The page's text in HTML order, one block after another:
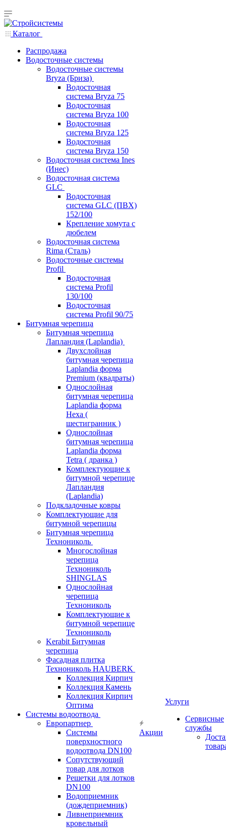
Каталог
Распродажа
Водосточные системы
Водосточные системы
Bryza (Бриза)
Водосточная
система Bryza 75
Водосточная
система Bryza 100
Водосточная
система Bryza 125
Водосточная
система Bryza 150
Водосточная система Ines
(Инес)
Водосточная система
GLC
Водосточная
система GLC (ПВХ)
152/100
Крепление хомута с
дюбелем
Водосточная система
Rima (Сталь)
Водосточные системы
Profil
Водосточная
система Profil
130/100
Водосточная
система Profil 90/75
Битумная черепица
Битумная черепица
Лапландия (Laplandia)
Двухслойная
битумная черепица
Laplandia форма
Premium (квадраты)
Однослойная
битумная черепица
Laplandia форма
Hexa (
шестигранник )
Однослойная
битумная черепица
Laplandia форма
Tetra ( дранка )
Комплектующие к
битумной черепице
Лапландия
(Laplandia)
Подкладочные ковры
Комплектующие для
битумной черепицы
Битумная черепица
Технониколь
Многослойная
черепица
Технониколь
SHINGLAS
Однослойная
черепица
Технониколь
Комплектующие к
битумной черепице
Технониколь
Kerabit Битумная
черепица
Фасадная плитка
Технониколь HAUBERK
Кол​лекция Кирпич
Кол​лекция Камень
Коллекция Кирпич
Оптима
Системы водоотвода
Европартнер
Системы
поверхностного
водоотвода DN100
Сопутствующий
товар для лотков
Решетки для лотков
DN100
Водоприемник
(дождеприемник)
Ливнеприемник
кровельный
Акции
Услуги
Сервисные
службы